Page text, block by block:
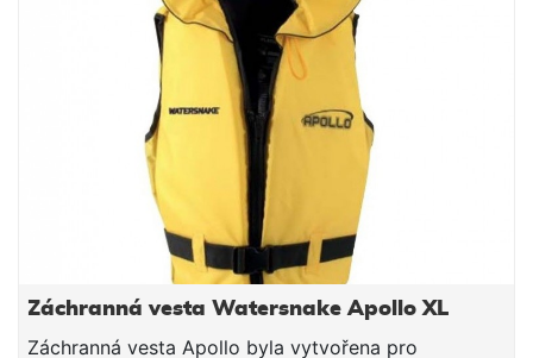
Záchranná vesta Watersnake Apollo XL
Záchranná vesta Apollo byla vytvořena pro